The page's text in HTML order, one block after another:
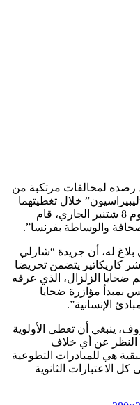
رصده لمخالفات مرتكبة من
خلال تغطيتهما
لأحداث الزلزال الذي ضرب المغرب يوم 8 شتنبر الجاري، قام
والوساطة بفرنسا”.
له، أن جريدة “شارلي
الجاري، بنشر كاريكاتير يتضمن تحريضا
الزلزال، الذي عرفه
بمبدأ مؤازرة ضحايا
الإنسانية”.
ينبغي أن تعطى الأولوية
النظر عن أي خلاف
هي للمبادرات التطوعية
كل الاعتبارات الثانوية